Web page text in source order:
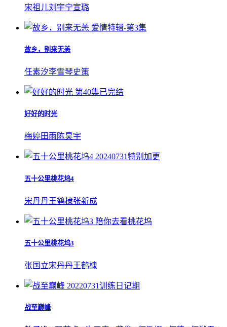
宋祖儿刘宇宁宣璐
爱情特辑-第3集
故乡，别来无恙
任素汐李雪琴史策
第40集已完结
好好的时光
梅婷田雨 陈昊宇
20240731特别加更
五十公里桃花坞4
宋丹丹王鹤棣张新成
陪你去看桃花坞
五十公里桃花坞3
张国立宋丹丹王鹤棣
20220731训练日记期
战至巅峰